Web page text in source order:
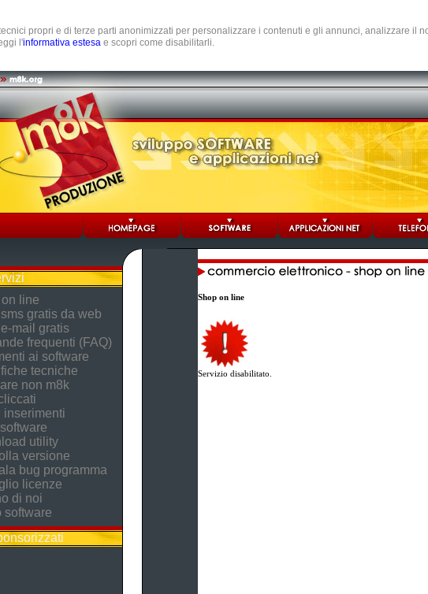
propri e di terze parti anonimizzati per personalizzare i contenuti e gli annunci, analizzare il
l'informativa estesa e scopri come disabilitarli.
line
gratis da web
mail gratis
frequenti (FAQ)
ai software
tecniche
non m8k
inserimenti
utility
versione
bug programma
licenze
di noi
software
Shop on line
Servizio disabilitato.